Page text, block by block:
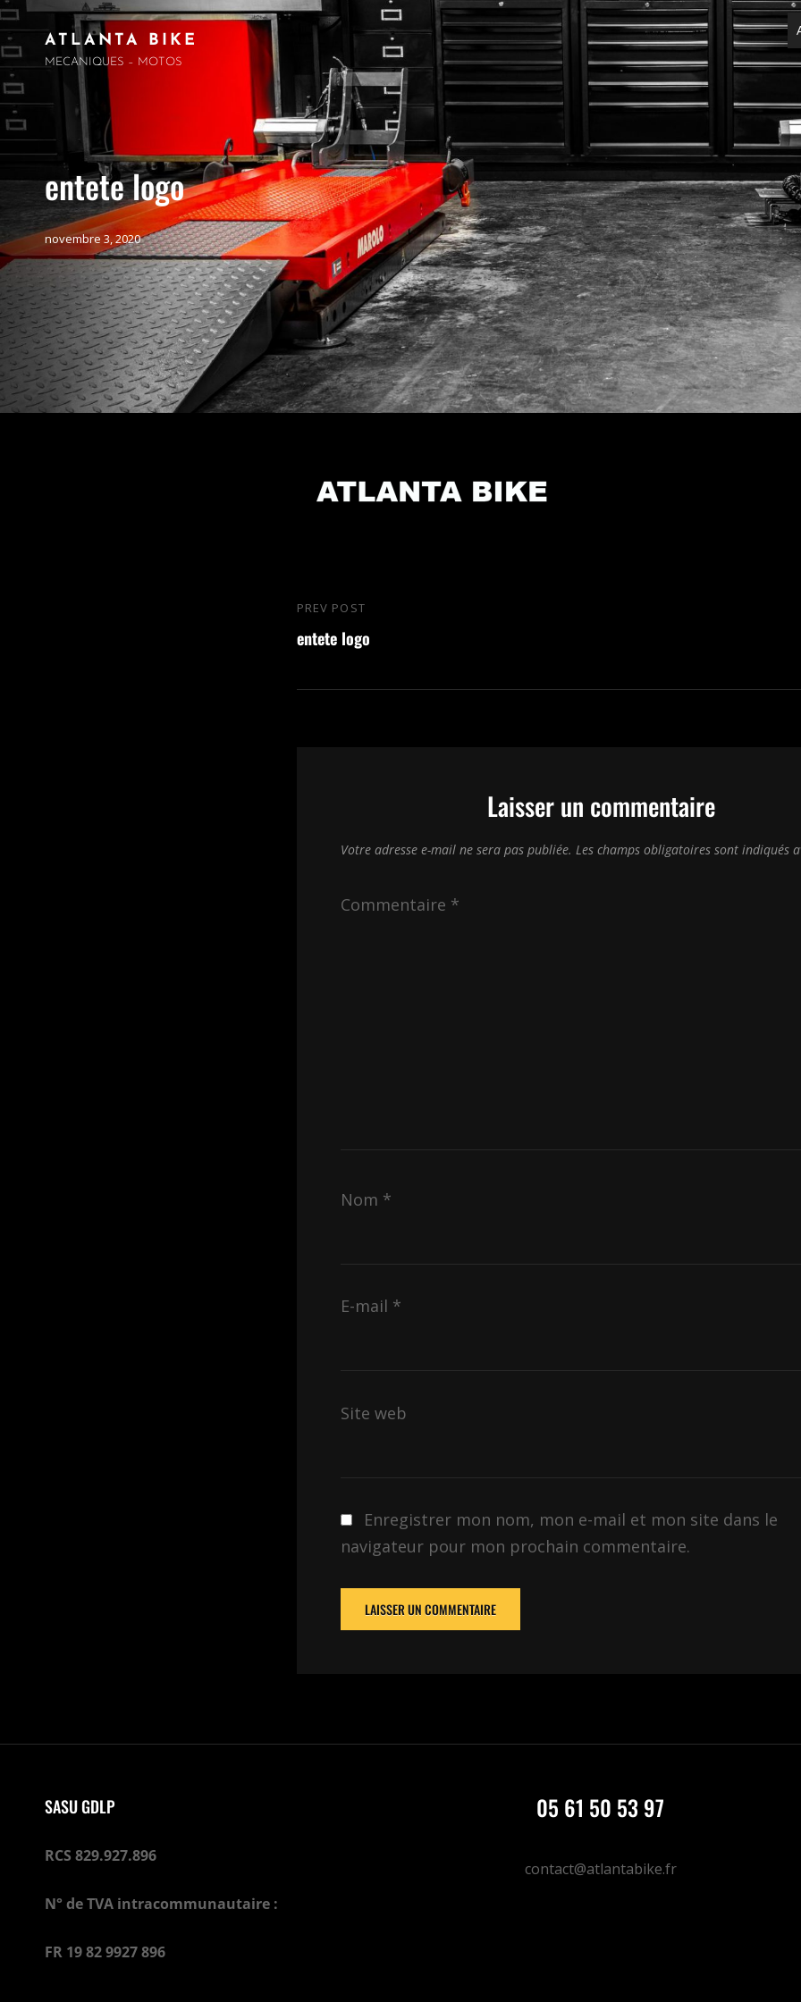
ATLANTA BIKE
MECANIQUES – MOTOS
entete logo
novembre 3, 2020
Navigation
de
Previous
Post
PREV POST
entete logo
Laisser un commentaire
Votre adresse e-mail ne sera pas publiée. Les champs obligatoires sont indiqués
Commentaire *
Nom *
E-mail *
Site web
Enregistrer mon nom, mon e-mail et mon site dans le
navigateur pour mon prochain commentaire.
SASU GDLP
RCS 829.927.896
N° de TVA intracommunautaire :
FR 19 82 9927 896
05 61 50 53 97
contact@atlantabike.fr